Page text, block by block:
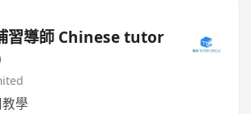
習導師 Chinese tutor
學